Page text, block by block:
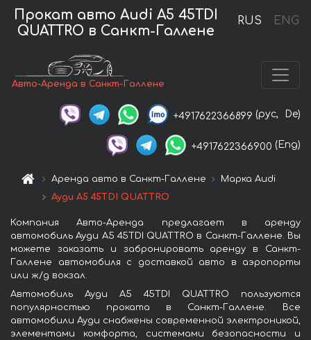
RUS ENG
Прокат авто Audi A5 45TDI
QUATTRO в Санкт-Галлене
Авто-Аренда в Санкт-Галлене
+4917622366899 (рус, De)
+4917622366900 (Eng)
Аренда авто в Санкт-Галлене
Марка Audi
Ауди A5 45TDI QUATTRO
Компания Авто-Аренда предлагает в аренду
автомобиль Ауди A5 45TDI QUATTRO в Санкт-Галлене. Вы
можете заказать и забронировать аренду в Санкт-
Галлене автомобиля с доставкой авто в аэропорты
или ж/д вокзал.
Автомобиль Ауди A5 45TDI QUATTRO пользуются
популярностью проката в Санкт-Галлене. Все
автомобили Ауди снабжены современной электроникой,
элементами комфорта, системами безопасности и